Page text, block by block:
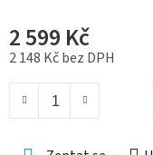
2 599 Kč
2 148 Kč bez DPH